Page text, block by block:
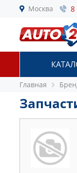
Москва 8
Главная